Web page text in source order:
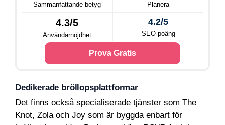
Sammanfattande betyg Planera
4.3/5
Användarnöjdhet
4.2/5
SEO-poäng
Prova Gratis
Dedikerade bröllopsplattformar
Det finns också specialiserade tjänster som The
Knot, Zola och Joy som är byggda enbart för